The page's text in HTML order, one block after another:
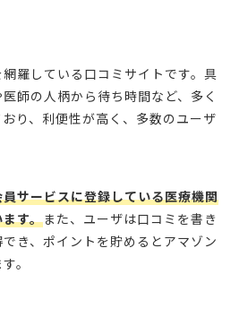
羅している口コミサイトです。具
師の人柄から待ち時間など、多く
り、利便性が高く、多数のユーザ
サービスに登録している医療機関
す。また、ユーザは口コミを書き
き、ポイントを貯めるとアマゾン
。